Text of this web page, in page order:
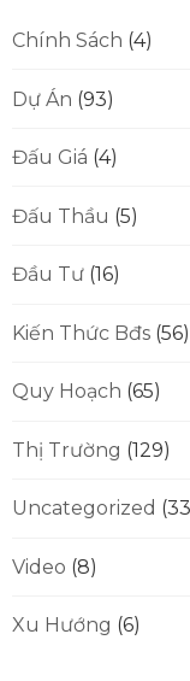
Chính Sách (4)
Dự Án (93)
Đấu Giá (4)
Đấu Thầu (5)
Đầu Tư (16)
Kiến Thức Bđs (56)
Quy Hoạch (65)
Thị Trường (129)
Uncategorized
Video (8)
Xu Hướng (6)